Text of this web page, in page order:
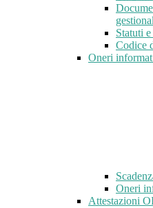
Statuti
Codice
Oneri
Oneri
Attestazioni